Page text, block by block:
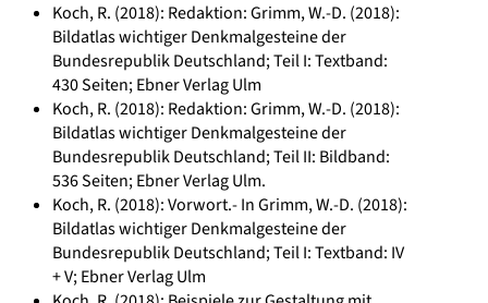
Koch, R. (2018): Redaktion: Grimm, W.-D. (2018):
Bildatlas wichtiger Denkmalgesteine der
Bundesrepublik Deutschland; Teil I: Textband:
430 Seiten; Ebner Verlag Ulm
Koch, R. (2018): Redaktion: Grimm, W.-D. (2018):
Bildatlas wichtiger Denkmalgesteine der
Bundesrepublik Deutschland; Teil II: Bildband:
536 Seiten; Ebner Verlag Ulm.
Koch, R. (2018): Vorwort.- In Grimm, W.-D. (2018):
Bildatlas wichtiger Denkmalgesteine der
Bundesrepublik Deutschland; Teil I: Textband: IV
+ V; Ebner Verlag Ulm